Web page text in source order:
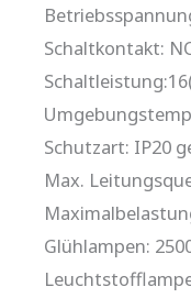
Schaltkontakt:
Schutzart: IP20
Max.
Glühlampen: